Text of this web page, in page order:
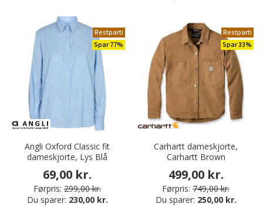
Restparti
Spar 77%
Angli Oxford Classic fit
dameskjorte, Lys Blå
69,00 kr.
Førpris: 299,00 kr.
Du sparer: 230,00 kr.
Restparti
Spar 33%
Carhartt dameskjorte,
Carhartt Brown
499,00 kr.
Førpris: 749,00 kr.
Du sparer: 250,00 kr.